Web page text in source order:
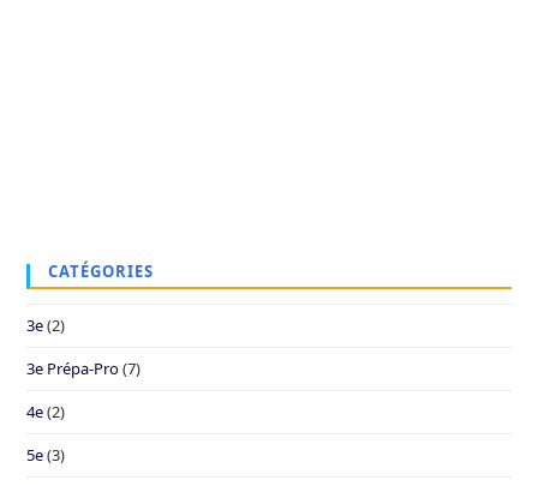
CATÉGORIES
3e(2)
3e Prépa-Pro(7)
4e(2)
5e(3)